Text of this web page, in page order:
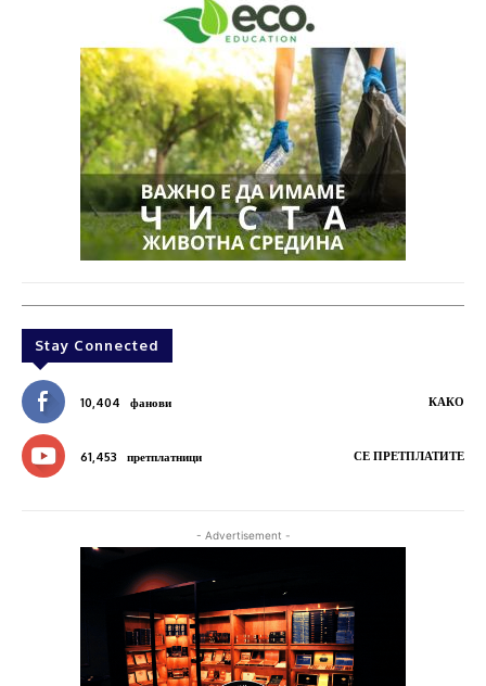
Stay Connected
10,404 фанови КАКО
61,453 претплатници СЕ ПРЕТПЛАТИТЕ
- Advertisement -